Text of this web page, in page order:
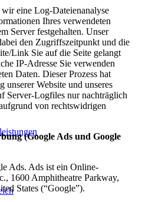
eine Log-Dateienanalyse
Ihres verwendeten
Server festgehalten. Unser
den Zugriffszeitpunkt und die
Link Sie auf die Seite gelangt
IP-Adresse Sie verwenden
Daten. Dieser Prozess hat
unserer Website und unseres
Server-Logfiles nur nachträglich
von rechtswidrigen
(Google Ads und Google
Ads. Ads ist ein Online-
1600 Amphitheatre Parkway,
States (“Google”).